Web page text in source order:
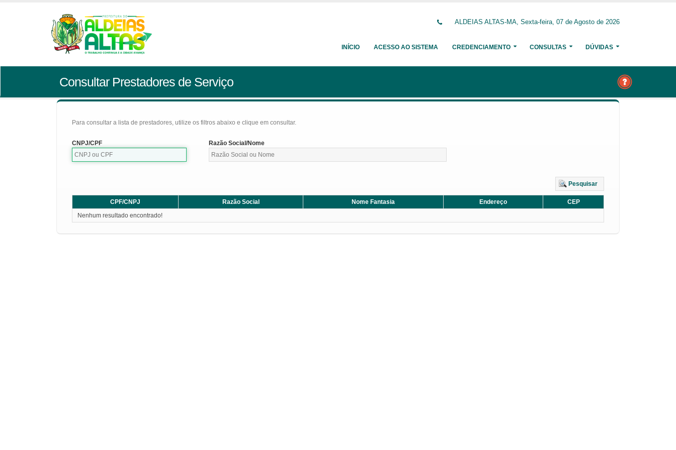
ALDEIAS ALTAS-MA, Sexta-feira, 07 de Agosto de 2026
INÍCIO ACESSO AO SISTEMA CREDENCIAMENTO CONSULTAS DÚVIDAS
Consultar Prestadores de Serviço
Para consultar a lista de prestadores, utilize os filtros abaixo e clique em consultar.
CNPJ/CPF Razão Social/Nome
Pesquisar
CPF/CNPJ Razão Social Nome Fantasia Endereço
CEP
Nenhum resultado encontrado!